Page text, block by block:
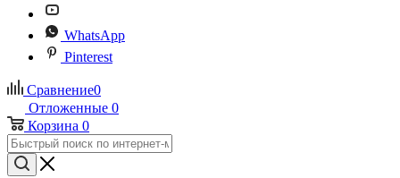
WhatsApp
Pinterest
Сравнение0
Отложенные 0
Корзина 0